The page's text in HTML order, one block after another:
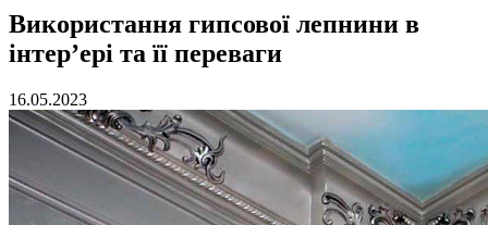
Використання гипсової лепнини в
інтер’ері та її переваги
16.05.2023